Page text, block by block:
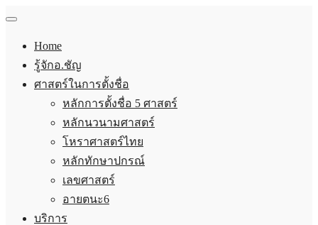
Home
รู้จักอ.ชัญ
ศาสตร์ในการตั้งชื่อ
หลักการตั้งชื่อ 5 ศาสตร์
หลักนวนามศาสตร์
โหราศาสตร์ไทย
หลักทักษาปกรณ์
เลขศาสตร์
อายตนะ6
บริการ